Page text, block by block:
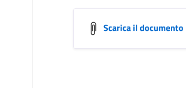
Scarica il documento